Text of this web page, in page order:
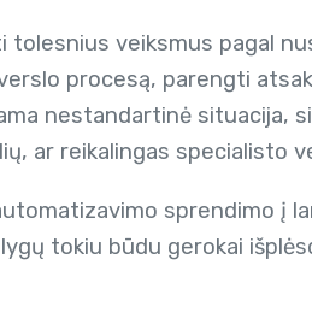
tolesnius veiksmus pagal
procesą, parengti
nestandartinė situacija,
ar reikalingas specialisto
sprendimo į
tokiu būdu gerokai